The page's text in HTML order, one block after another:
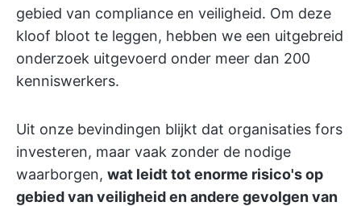
gebied van compliance en veiligheid. Om deze
kloof bloot te leggen, hebben we een uitgebreid
onderzoek uitgevoerd onder meer dan 200
kenniswerkers.
Uit onze bevindingen blijkt dat organisaties fors
investeren, maar vaak zonder de nodige
waarborgen, wat leidt tot enorme risico's op
gebied van veiligheid en andere gevolgen van